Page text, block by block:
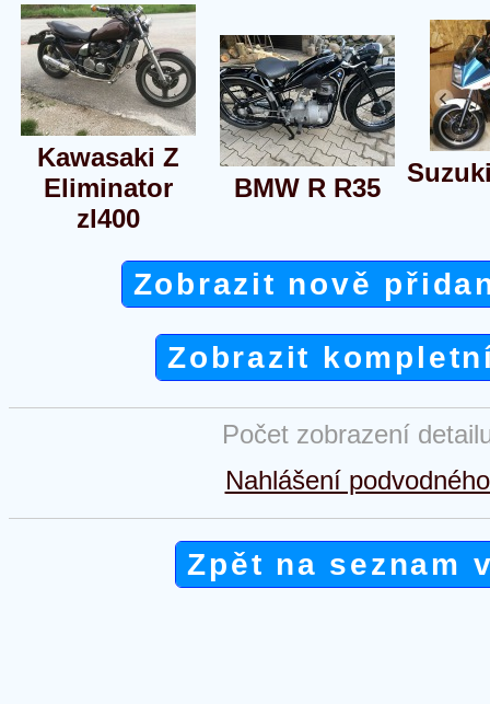
Kawasaki Z
Eliminator
zl400
BMW R R35
Zobrazit nově
Zobrazit
Počet zobrazení
Nahlášení
Zpět na seznam